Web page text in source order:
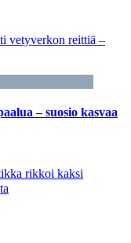
vetyverkon reittiä –
– suosio kasvaa
rikkoi kaksi